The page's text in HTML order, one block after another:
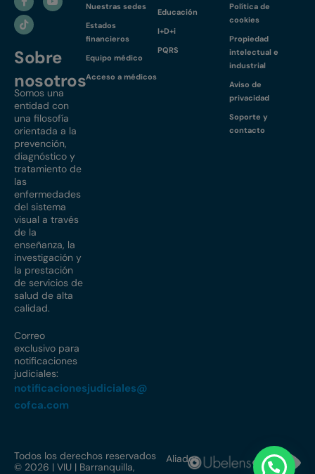
Sobre
nosotros
Somos una
entidad con
una filosofía
orientada a la
prevención,
diagnóstico y
tratamiento de
las
enfermedades
del sistema
visual a través
de la
enseñanza, la
investigación y
la prestación
de servicios de
salud de alta
calidad.
Correo
exclusivo para
notificaciones
judiciales:
notificacionesjudiciales@
cofca.com
Nuestras sedes
Estados
financieros
Equipo médico
Acceso a médicos
Educación
I+D+i
PQRS
Política de
cookies
Propiedad
intelectual e
industrial
Aviso de
privacidad
Soporte y
contacto
Todos los derechos reservados
© 2026 | VIU | Barranquilla,
Aliados